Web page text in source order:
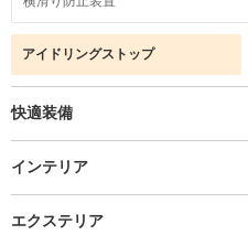
アイドリングストップ
快適装備
インテリア
エクステリア